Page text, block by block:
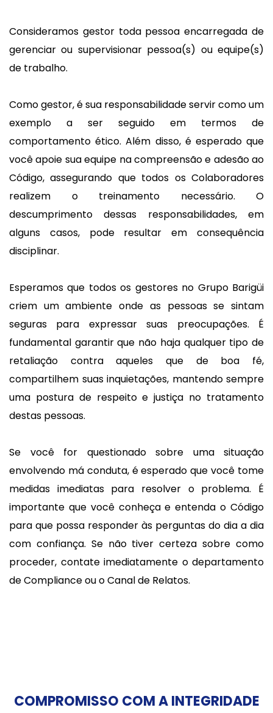
Consideramos gestor toda pessoa encarregada de
gerenciar ou supervisionar pessoa(s) ou equipe(s)
de trabalho.
Como gestor, é sua responsabilidade servir como um
exemplo a ser seguido em termos de
comportamento ético. Além disso, é esperado que
você apoie sua equipe na compreensão e adesão ao
Código, assegurando que todos os Colaboradores
realizem o treinamento necessário. O
descumprimento dessas responsabilidades, em
alguns casos, pode resultar em consequência
disciplinar.
Esperamos que todos os gestores no Grupo Barigüi
criem um ambiente onde as pessoas se sintam
seguras para expressar suas preocupações. É
fundamental garantir que não haja qualquer tipo de
retaliação contra aqueles que de boa fé,
compartilhem suas inquietações, mantendo sempre
uma postura de respeito e justiça no tratamento
destas pessoas.
Se você for questionado sobre uma situação
envolvendo má conduta, é esperado que você tome
medidas imediatas para resolver o problema. É
importante que você conheça e entenda o Código
para que possa responder às perguntas do dia a dia
com confiança. Se não tiver certeza sobre como
proceder, contate imediatamente o departamento
de Compliance ou o Canal de Relatos.
COMPROMISSO COM A INTEGRIDADE